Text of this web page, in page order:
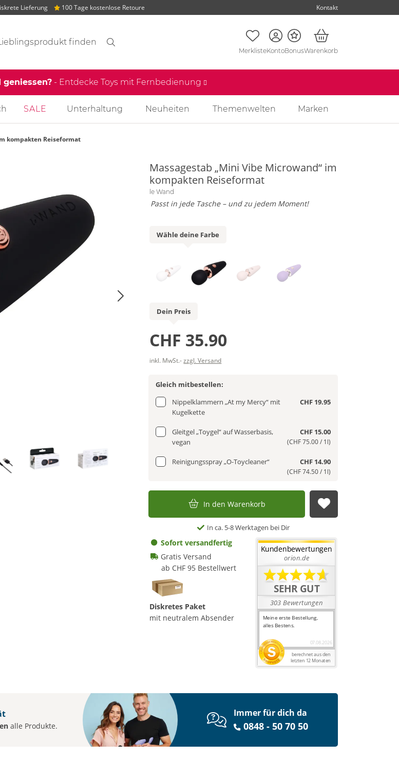
Lieferung 100 Tage kostenlose Retoure Kontakt
MerklisteKontoBonusWarenkorb
- Entdecke Toys mit Fernbedienung
SALE Unterhaltung Neuheiten Themenwelten Marken
kompakten Reiseformat
Massagestab „Mini Vibe Microwand“ im
kompakten Reiseformat
le Wand
Passt in jede Tasche – und zu jedem Moment!
Wähle deine Farbe
Dein Preis
CHF 35.90
inkl. MwSt.-zzgl. Versand
Gleich mitbestellen:
Nippelklammern „At my Mercy“ mit
Kugelkette
CHF 19.95
Gleitgel „Toygel“ auf Wasserbasis,
vegan
CHF 15.00
(CHF 75.00 / 1l)
Reinigungsspray „O-Toycleaner“ CHF 14.90
(CHF 74.50 / 1l)
In den Warenkorb Auf die
In ca. 5-8 Werktagen bei Dir
Sofort versandfertig
Gratis Versand
ab CHF 95 Bestellwert
Diskretes Paket
mit neutralem Absender
alle Produkte.
Immer für dich da
0848 - 50 70 50